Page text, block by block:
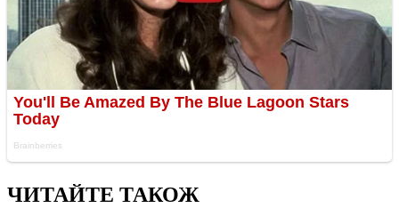
ЧИТАЙТЕ ТАКОЖ